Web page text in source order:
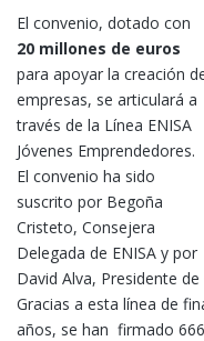
El convenio, dotado con
20 millones de euros
para apoyar la creación
empresas, se articulará a
través de la Línea ENISA
Jóvenes Emprendedores.
El convenio ha sido
suscrito por Begoña
Cristeto, Consejera
Delegada de ENISA y por
David Alva, Presidente de
Gracias a esta línea de
años, se han firmado